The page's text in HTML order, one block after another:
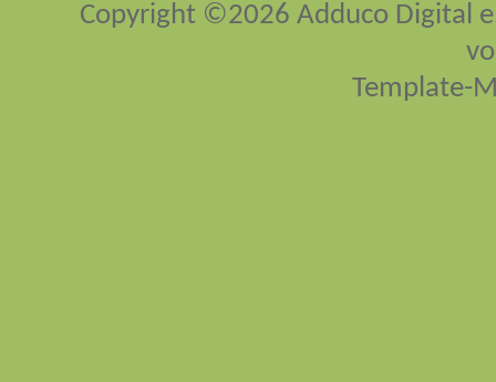
Copyright ©2026 Adduco Digital
Template-